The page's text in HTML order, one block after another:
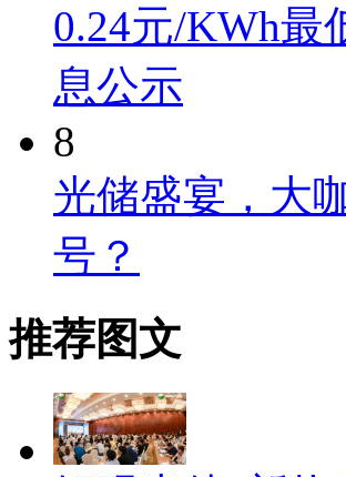
0.24元/KWh最
息公示
8
光储盛宴，大
号？
推荐图文